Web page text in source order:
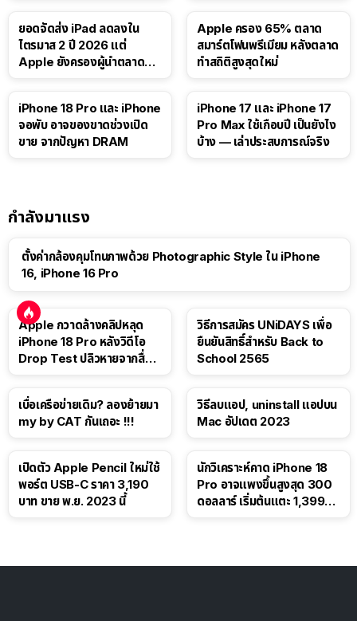
ยอดจัดส่ง iPad ลดลงใน
ไตรมาส 2 ปี 2026 แต่
Apple ยังครองผู้นำตลาด
Apple ครอง 65% ตลาด
สมาร์ตโฟนพรีเมียม หลังตลาด
ทำสถิติสูงสุดใหม่
iPhone 18 Pro และ iPhone
จอพับ อาจของขาดช่วงเปิด
ขาย จากปัญหา DRAM
iPhone 17 และ iPhone 17
Pro Max ใช้เกือบปี เป็นยังไง
บ้าง — เล่าประสบการณ์จริง
กำลังมาแรง
ตั้งค่ากล้องคุมโทนภาพด้วย Photographic Style ใน iPhone
16, iPhone 16 Pro
Apple กวาดล้างคลิปหลุด
iPhone 18 Pro หลังวิดีโอ
Drop Test ปลิวหายจากสื่อ
วิธีการสมัคร UNiDAYS เพื่อ
ยืนยันสิทธิ์สำหรับ Back to
School 2565
เบื่อเครือข่ายเดิม? ลองย้ายมา
my by CAT กันเถอะ !!!
วิธีลบแอป, uninstall แอปบน
Mac อัปเดต 2023
เปิดตัว Apple Pencil ใหม่ใช้
พอร์ต USB-C ราคา 3,190
บาท ขาย พ.ย. 2023 นี้
นักวิเคราะห์คาด iPhone 18
Pro อาจแพงขึ้นสูงสุด 300
ดอลลาร์ เริ่มต้นแตะ 1,399